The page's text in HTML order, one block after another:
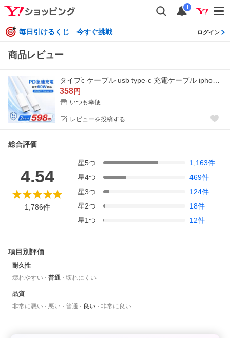
i
毎日引けるくじ 今すぐ挑戦 ログイン
商品レビュー
358円
いつも幸便
レビューを投稿する
総合評価
4.54
1,786件
星5つ 1,163件
星4つ 469件
星3つ 124件
星2つ 18件
星1つ 12件
項目別評価
耐久性
壊れやすい
普通 壊れにくい
品質
非常に悪い
悪い 普通 良い 非常に良い